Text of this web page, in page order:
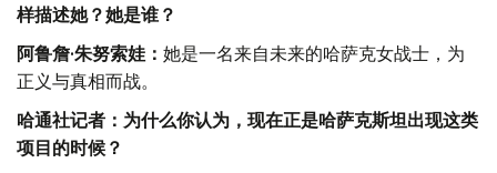
样描述她？她是谁？
阿鲁詹·朱努索娃： 她是一名来自未来的哈萨克女战士，为
正义与真相而战。
哈通社记者：为什么你认为，现在正是哈萨克斯坦出现这类
项目的时候？